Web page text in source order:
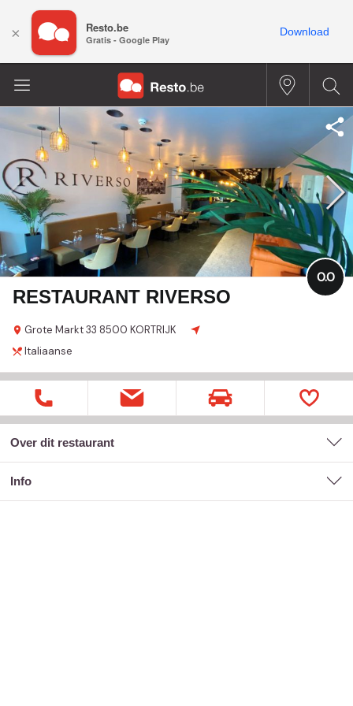
RESTAURANT RIVERSO
Grote Markt 33 8500 KORTRIJK
0.0
Italiaanse
Over dit restaurant
Info
× Resto.be
Gratis - Google Play
Download